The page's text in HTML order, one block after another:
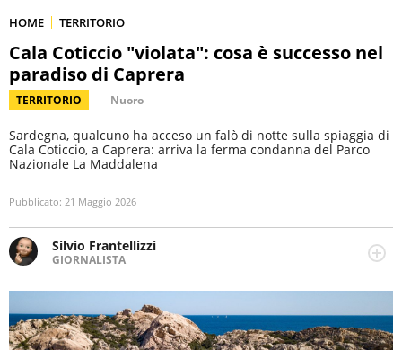
HOME TERRITORIO
Cala Coticcio "violata": cosa è successo nel
paradiso di Caprera
TERRITORIO Nuoro
Sardegna, qualcuno ha acceso un falò di notte sulla spiaggia di
Cala Coticcio, a Caprera: arriva la ferma condanna del Parco
Nazionale La Maddalena
Pubblicato: 21 Maggio 2026
Silvio Frantellizzi
GIORNALISTA
Giornalista pubblicista. Da oltre dieci anni si occupa di
informazione sul web, scrivendo di sport, attualità,
cronaca, motori, spettacolo e videogame.